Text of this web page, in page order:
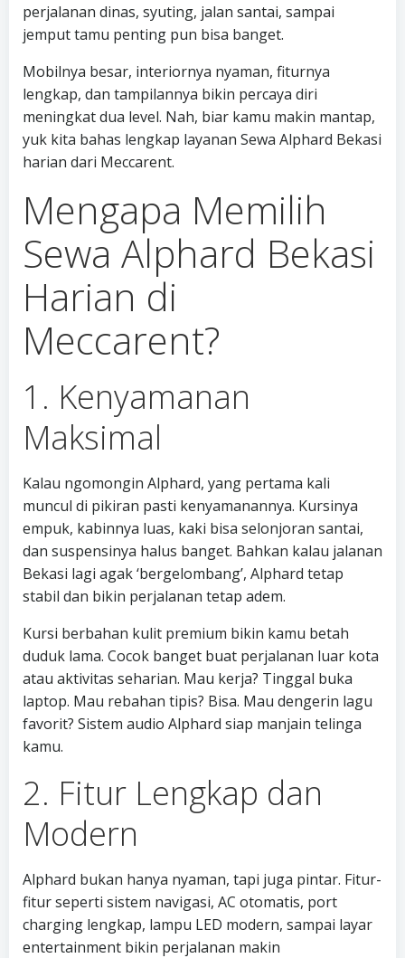
perjalanan dinas, syuting, jalan santai, sampai
jemput tamu penting pun bisa banget.
Mobilnya besar, interiornya nyaman, fiturnya
lengkap, dan tampilannya bikin percaya diri
meningkat dua level. Nah, biar kamu makin mantap,
yuk kita bahas lengkap layanan Sewa Alphard Bekasi
harian dari Meccarent.
Mengapa Memilih
Sewa Alphard Bekasi
Harian di
Meccarent?
1. Kenyamanan
Maksimal
Kalau ngomongin Alphard, yang pertama kali
muncul di pikiran pasti kenyamanannya. Kursinya
empuk, kabinnya luas, kaki bisa selonjoran santai,
dan suspensinya halus banget. Bahkan kalau jalanan
Bekasi lagi agak ‘bergelombang’, Alphard tetap
stabil dan bikin perjalanan tetap adem.
Kursi berbahan kulit premium bikin kamu betah
duduk lama. Cocok banget buat perjalanan luar kota
atau aktivitas seharian. Mau kerja? Tinggal buka
laptop. Mau rebahan tipis? Bisa. Mau dengerin lagu
favorit? Sistem audio Alphard siap manjain telinga
kamu.
2. Fitur Lengkap dan
Modern
Alphard bukan hanya nyaman, tapi juga pintar. Fitur-
fitur seperti sistem navigasi, AC otomatis, port
charging lengkap, lampu LED modern, sampai layar
entertainment bikin perjalanan makin